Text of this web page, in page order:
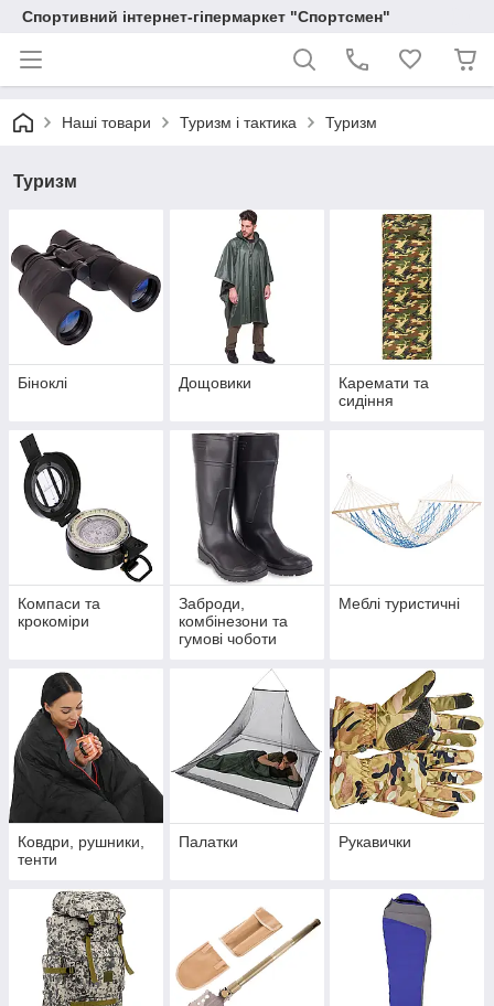
Спортивний інтернет-гіпермаркет "Спортсмен"
Наші товари Туризм і тактика Туризм
Туризм
Біноклі Дощовики
Каремати та
сидіння
Компаси та
крокоміри
Заброди,
комбінезони та
гумові чоботи
Меблі туристичні
Ковдри, рушники,
тенти
Палатки Рукавички